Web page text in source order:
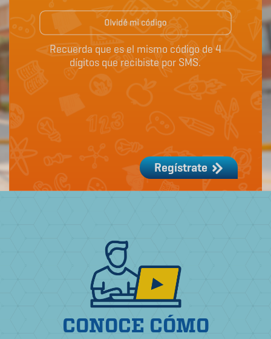
inicia sesión
Al enviar mis datos, acepto laspolíticas de privacidad.
Tus datos estan 100% seguros
Iniciar sesión
Recuerda que es el mismo código de 4
dígitos que recibiste por SMS.
Regístrate
CONOCE CÓMO